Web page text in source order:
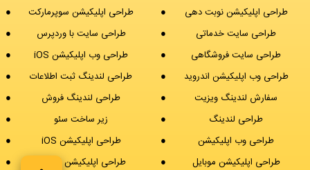
طراحی اپلیکیشن نوبت دهی
طراحی اپلیکیشن سوپرمارکت
طراحی سایت خدماتی
طراحی سایت با وردپرس
طراحی سایت فروشگاهی
طراحی وب اپلیکیشن iOS
طراحی وب اپلیکیشن اندروید
طراحی لندینگ ثبت اطلاعات
سفارش لندینگ ویزیت
طراحی لندینگ فروش
طراحی لندینگ
زیر ساخت سئو
طراحی وب اپلیکیشن
طراحی اپلیکیشن iOS
طراحی اپلیکیشن موبایل
طراحی اپلیکیشن اندروید